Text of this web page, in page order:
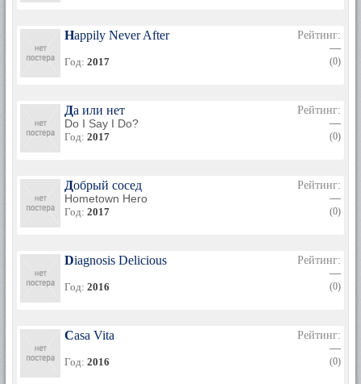
Happily Never After
Год: 2017
Рейтинг:
—
(0)
Да или нет
Do I Say I Do?
Год: 2017
Рейтинг:
—
(0)
Добрый сосед
Hometown Hero
Год: 2017
Рейтинг:
—
(0)
Diagnosis Delicious
Год: 2016
Рейтинг:
—
(0)
Casa Vita
Год: 2016
Рейтинг:
—
(0)